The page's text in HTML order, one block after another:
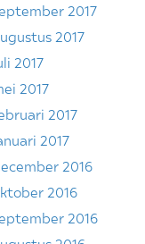
2017
2017
2017
2017
2017
2017
2016
2016
2016